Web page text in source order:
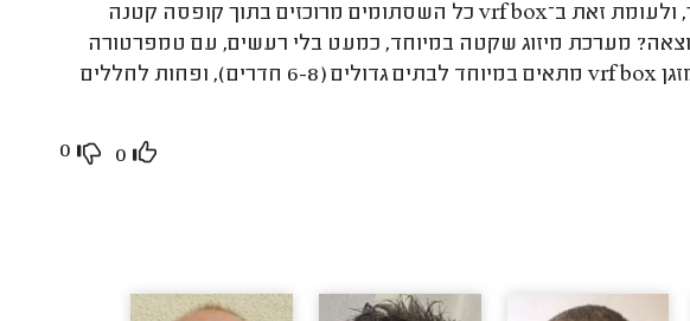
בחדרים ולעיתים גורמים לרעש קל של זרימת אוויר, ולעומת זאת ב־vrf box כל השסתומים מרוכזים בתוך קופסה קטנה
מערכת מיזוג שקטה במיוחד, כמעט בלי רעשים, עם טמפרטורה
אחידה ונעימה בכל חלל. בזכות היתרונות האלה, מזגן vrf box מתאים במיוחד לבתים גדולים (6-8 חדרים), ופחות לחללים
0
0